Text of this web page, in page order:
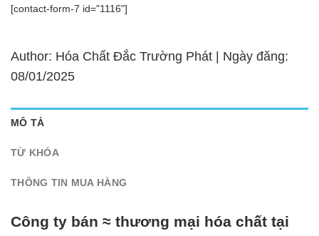
[contact-form-7 id="1116"]
Author: Hóa Chất Đắc Trường Phát | Ngày đăng:
08/01/2025
MÔ TẢ
TỪ KHÓA
THÔNG TIN MUA HÀNG
Công ty bán ≈ thương mại hóa chất tại